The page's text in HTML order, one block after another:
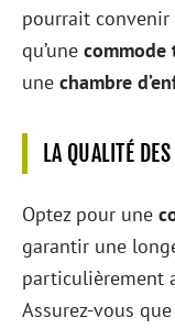
pourrait convenir
qu’une
une chambre
LA QUALITÉ
Optez pour une
garantir une
particulièrement
Assurez-vous